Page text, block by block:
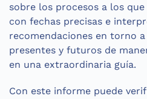
sobre los procesos a los
con fechas precisas e
recomendaciones en torno
presentes y futuros de
en una extraordinaria guía.
Con este informe puede